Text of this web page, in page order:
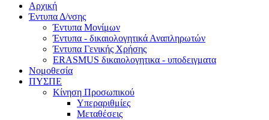
Αρχική
Έντυπα Δ/νσης
Έντυπα Μονίμων
Έντυπα - δικαιολογητικά Αναπληρωτών
Έντυπα Γενικής Χρήσης
ERASMUS δικαιολογητικα - υποδειγματα
Νομοθεσία
ΠΥΣΠΕ
Κίνηση Προσωπικού
Υπεραριθμίες
Μεταθέσεις